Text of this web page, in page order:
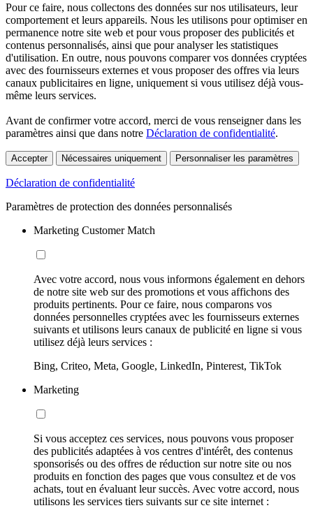
Pour ce faire, nous collectons des données sur nos utilisateurs, leur
comportement et leurs appareils. Nous les utilisons pour optimiser en
permanence notre site web et pour vous proposer des publicités et
contenus personnalisés, ainsi que pour analyser les statistiques
d'utilisation. En outre, nous pouvons comparer vos données cryptées
avec des fournisseurs externes et vous proposer des offres via leurs
canaux publicitaires en ligne, uniquement si vous utilisez déjà vous-
même leurs services.
Avant de confirmer votre accord, merci de vous renseigner dans les
paramètres ainsi que dans notre Déclaration de confidentialité.
Accepter Nécessaires uniquement Personnaliser les paramètres
Déclaration de confidentialité
Paramètres de protection des données personnalisés
Marketing Customer Match
Avec votre accord, nous vous informons également en dehors
de notre site web sur des promotions et vous affichons des
produits pertinents. Pour ce faire, nous comparons vos
données personnelles cryptées avec les fournisseurs externes
suivants et utilisons leurs canaux de publicité en ligne si vous
utilisez déjà leurs services :
Bing, Criteo, Meta, Google, LinkedIn, Pinterest, TikTok
Marketing
Si vous acceptez ces services, nous pouvons vous proposer
des publicités adaptées à vos centres d'intérêt, des contenus
sponsorisés ou des offres de réduction sur notre site ou nos
produits en fonction des pages que vous consultez et de vos
achats, tout en évaluant leur succès. Avec votre accord, nous
utilisons les services tiers suivants sur ce site internet :